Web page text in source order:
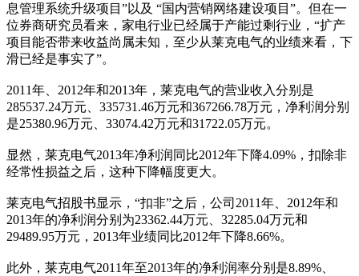
息管理系统升级项目”以及 “国内营销网络建设项目”。但在一
位券商研究员看来，家电行业已经属于产能过剩行业，“扩产
项目能否带来收益尚属未知，至少从莱克电气的业绩来看，下
滑已经是事实了”。
2011年、2012年和2013年，莱克电气的营业收入分别是
285537.24万元、335731.46万元和367266.78万元，净利润分别
是25380.96万元、33074.42万元和31722.05万元。
显然，莱克电气2013年净利润同比2012年下降4.09%，扣除非
经常性损益之后，这种下降幅度更大。
莱克电气招股书显示，“扣非”之后，公司2011年、2012年和
2013年的净利润分别为23362.44万元、32285.04万元和
29489.95万元，2013年业绩同比2012年下降8.66%。
此外，莱克电气2011年至2013年的净利润率分别是8.89%、